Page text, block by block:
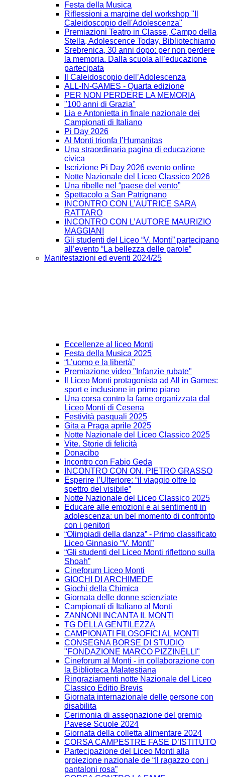
Festa della Musica
Riflessioni a margine del workshop "Il
Caleidoscopio dell'Adolescenza"
Premiazioni Teatro in Classe, Campo della
Stella, Adolescence Today, Bibliotechiamo
Srebrenica, 30 anni dopo: per non perdere
la memoria. Dalla scuola all’educazione
partecipata
Il Caleidoscopio dell’Adolescenza
ALL-IN-GAMES - Quarta edizione
PER NON PERDERE LA MEMORIA
"100 anni di Grazia"
Lia e Antonietta in finale nazionale dei
Campionati di Italiano
Pi Day 2026
Al Monti trionfa l’Humanitas
Una straordinaria pagina di educazione
civica
Iscrizione Pi Day 2026 evento online
Notte Nazionale del Liceo Classico 2026
Una ribelle nel “paese del vento”
Spettacolo a San Patrignano
INCONTRO CON L’AUTRICE SARA
RATTARO
INCONTRO CON L’AUTORE MAURIZIO
MAGGIANI
Gli studenti del Liceo “V. Monti” partecipano
all’evento “La bellezza delle parole”
Manifestazioni ed eventi 2024/25
Eccellenze al liceo Monti
Festa della Musica 2025
“L’uomo e la libertà”
Premiazione video "Infanzie rubate"
Il Liceo Monti protagonista ad All in Games:
sport e inclusione in primo piano
Una corsa contro la fame organizzata dal
Liceo Monti di Cesena
Festività pasquali 2025
Gita a Praga aprile 2025
Notte Nazionale del Liceo Classico 2025
Vite. Storie di felicità
Donacibo
Incontro con Fabio Geda
INCONTRO CON ON. PIETRO GRASSO
Esperire l’Ulteriore: “il viaggio oltre lo
spettro del visibile”
Notte Nazionale del Liceo Classico 2025
Educare alle emozioni e ai sentimenti in
adolescenza: un bel momento di confronto
con i genitori
“Olimpiadi della danza” - Primo classificato
Liceo Ginnasio “V. Monti”
“Gli studenti del Liceo Monti riflettono sulla
Shoah”
Cineforum Liceo Monti
GIOCHI DI ARCHIMEDE
Giochi della Chimica
Giornata delle donne scienziate
Campionati di Italiano al Monti
ZANNONI INCANTA IL MONTI
TG DELLA GENTILEZZA
CAMPIONATI FILOSOFICI AL MONTI
CONSEGNA BORSE DI STUDIO
"FONDAZIONE MARCO PIZZINELLI"
Cineforum al Monti - in collaborazione con
la Biblioteca Malatestiana
Ringraziamenti notte Nazionale del Liceo
Classico Editio Brevis
Giornata internazionale delle persone con
disabilita
Cerimonia di assegnazione del premio
Pavese Scuole 2024
Giornata della colletta alimentare 2024
CORSA CAMPESTRE FASE D’ISTITUTO
Partecipazione del Liceo Monti alla
proiezione nazionale de “Il ragazzo con i
pantaloni rosa”